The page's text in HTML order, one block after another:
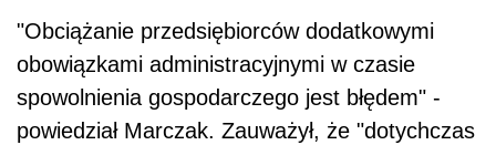
"Obciążanie przedsiębiorców dodatkowymi
obowiązkami administracyjnymi w czasie
spowolnienia gospodarczego jest błędem" -
powiedział Marczak. Zauważył, że "dotychczas